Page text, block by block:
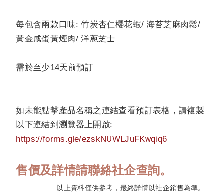
每包含兩款口味: 竹炭杏仁櫻花蝦/ 海苔芝麻肉鬆/
黃金咸蛋黃煙肉/ 洋蔥芝士
需於至少14天前預訂
如未能點撃產品名稱之連結查看預訂表格，請複製
以下連結到瀏覽器上開啟:
https://forms.gle/ezskNUWLJuFKwqiq6
售價及詳情請聯絡社企查詢。
以上資料僅供參考，最終詳情以社企銷售為準。